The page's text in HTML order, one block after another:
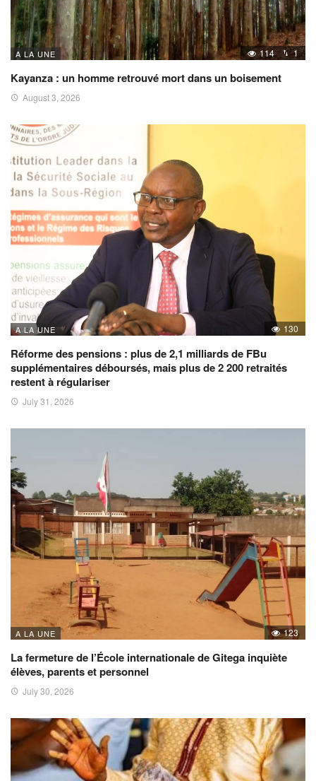
A LA UNE 114 1
Kayanza : un homme retrouvé mort dans un boisement
August 3, 2026
A LA UNE 130
Réforme des pensions : plus de 2,1 milliards de FBu
supplémentaires déboursés, mais plus de 2 200 retraités
restent à régulariser
July 31, 2026
A LA UNE 123
La fermeture de l’École internationale de Gitega inquiète
élèves, parents et personnel
July 30, 2026